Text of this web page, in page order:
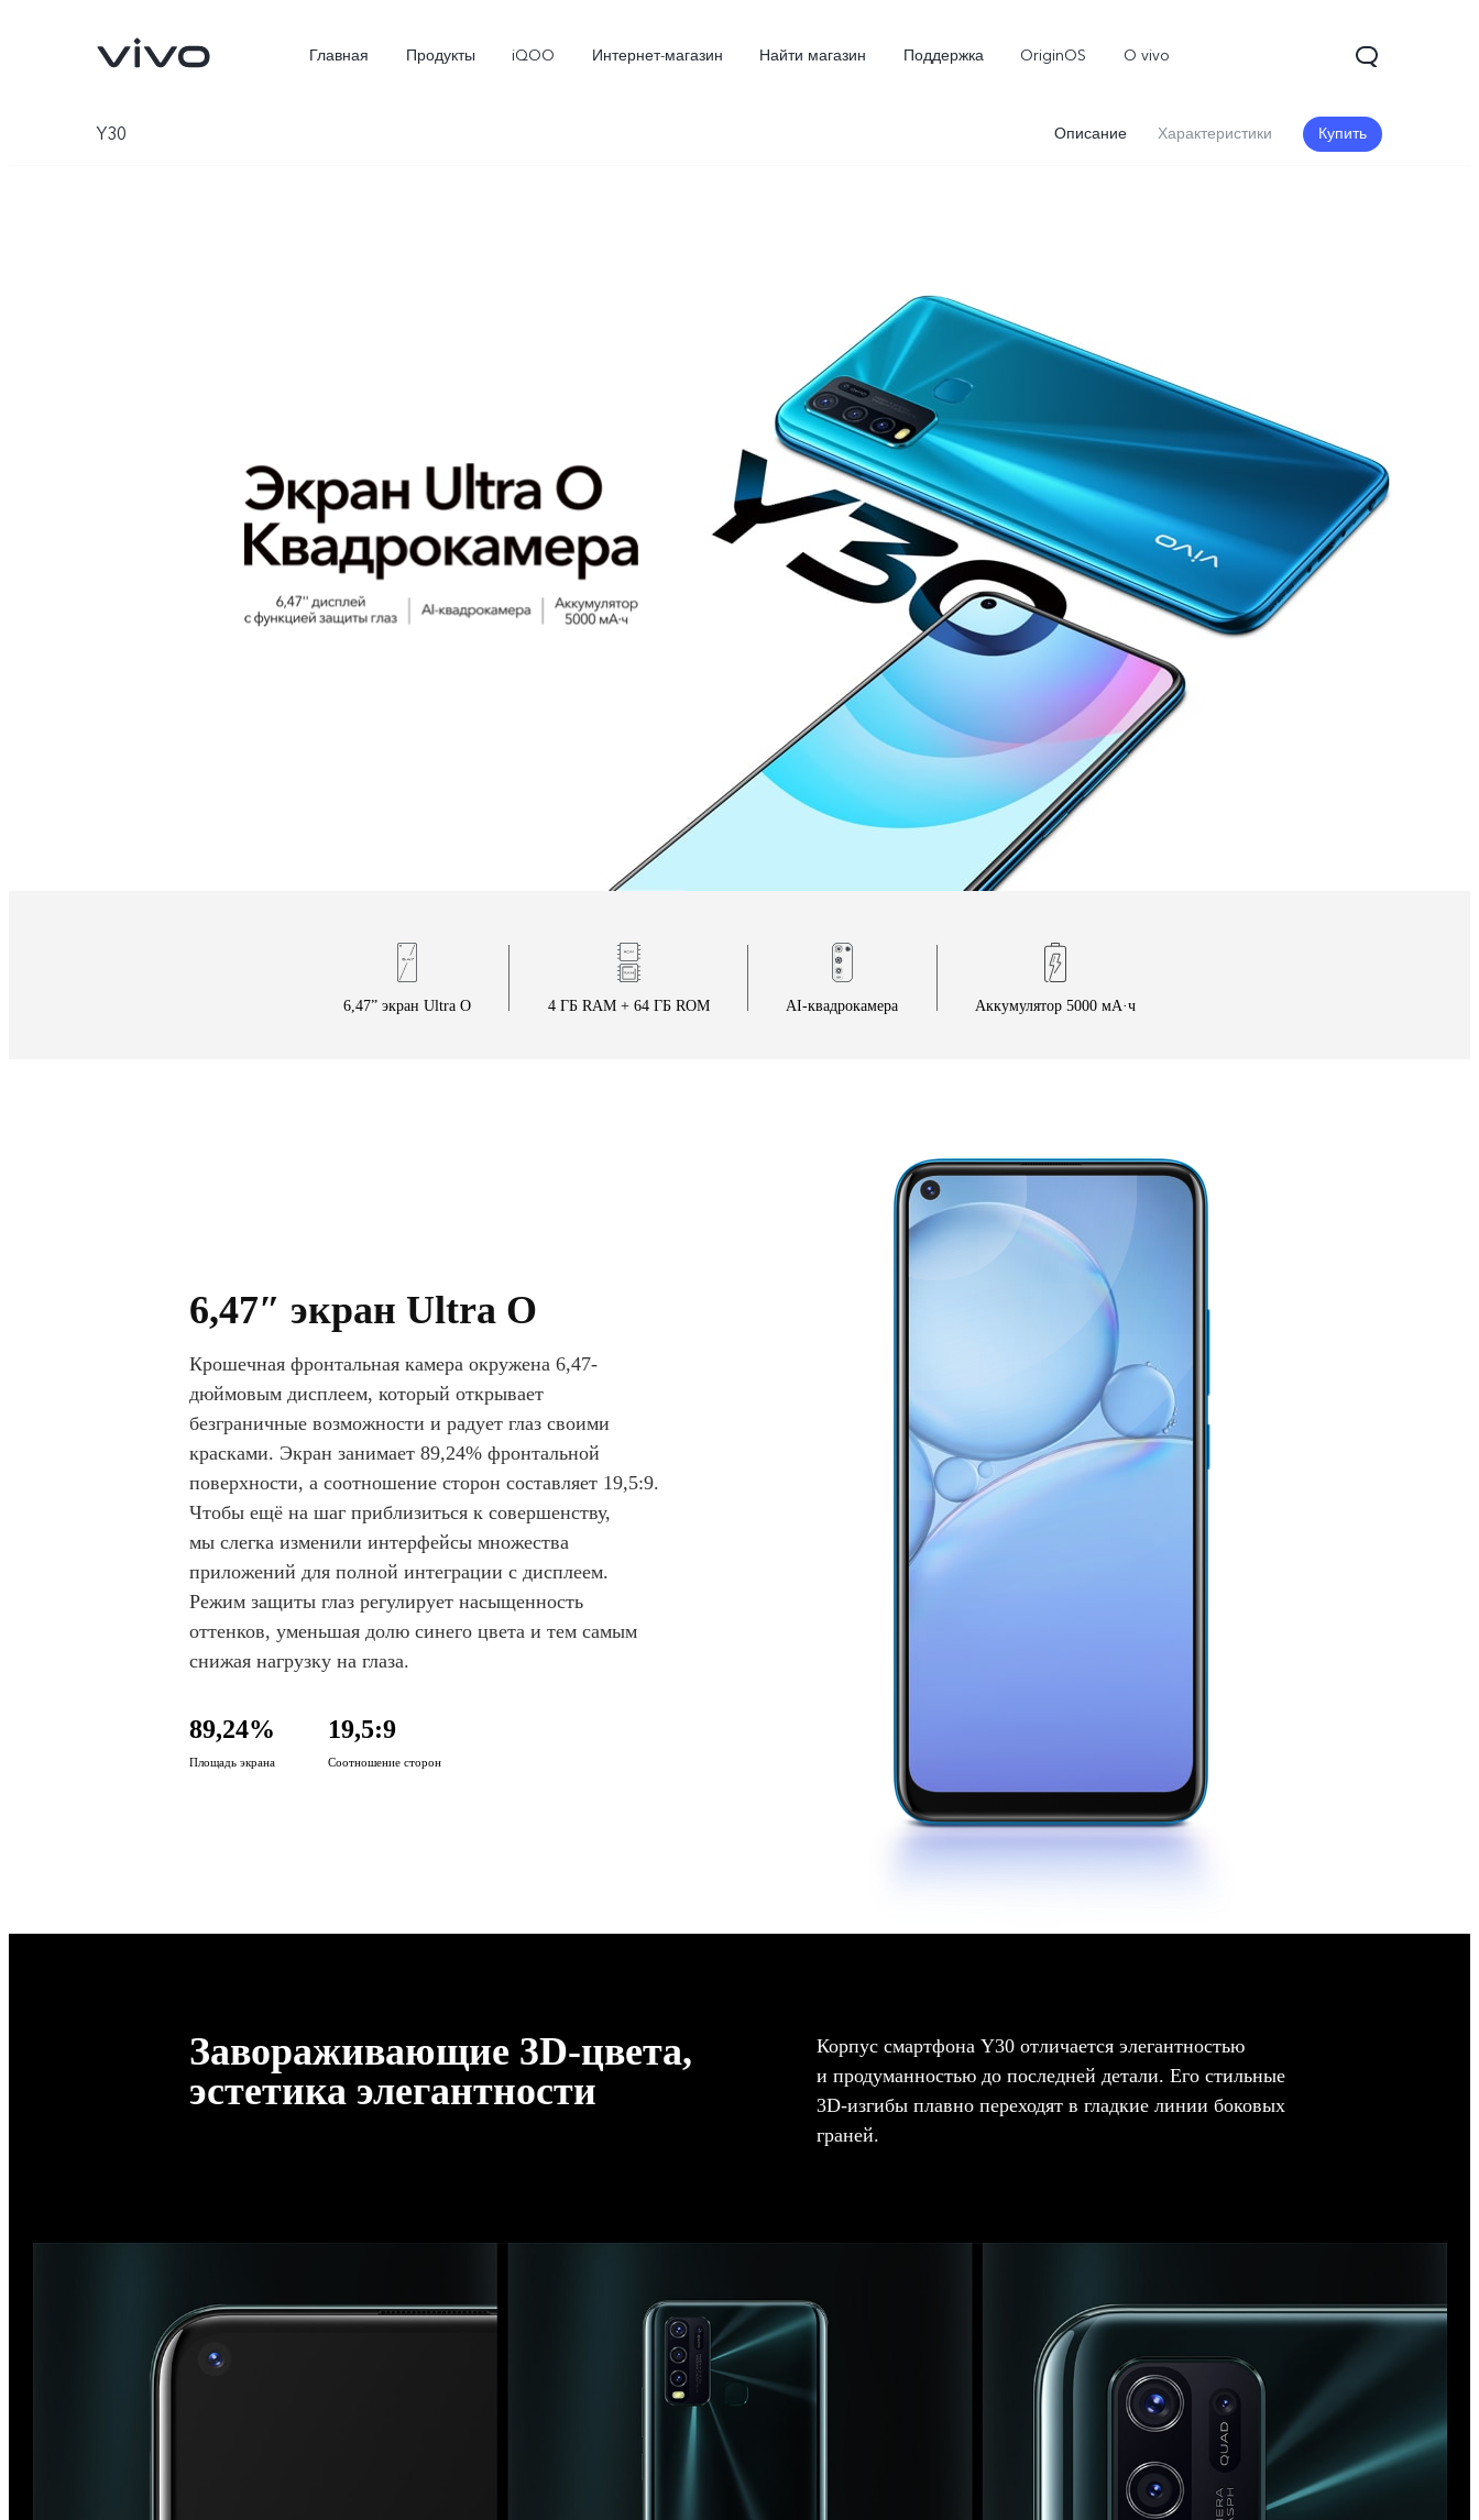
Главная Продукты iQOO Интернет-магазин Найти магазин Поддержка OriginOS O vivo
Y30 Описание Характеристики Купить
6,47” экран Ultra O 4 ГБ RAM + 64 ГБ ROM AI-квадрокамера Аккумулятор 5000 мА·ч
6,47″ экран Ultra O
Крошечная фронтальная камера окружена 6,47-
дюймовым дисплеем, который открывает
безграничные возможности и радует глаз своими
красками. Экран занимает 89,24% фронтальной
поверхности, а соотношение сторон составляет 19,5:9.
Чтобы ещё на шаг приблизиться к совершенству,
мы слегка изменили интерфейсы множества
приложений для полной интеграции с дисплеем.
Режим защиты глаз регулирует насыщенность
оттенков, уменьшая долю синего цвета и тем самым
снижая нагрузку на глаза.
89,24%
Площадь экрана
19,5:9
Соотношение сторон
Завораживающие 3D-цвета,
эстетика элегантности
Корпус смартфона Y30 отличается элегантностью
и продуманностью до последней детали. Его стильные
3D-изгибы плавно переходят в гладкие линии боковых
граней.